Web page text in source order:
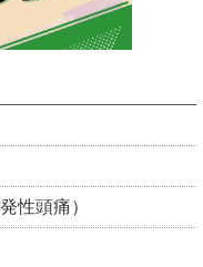
性頭痛）